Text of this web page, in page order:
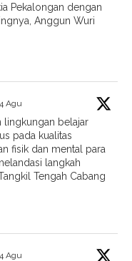
Pekalongan dengan
Anggun Wuri
4 Agu
lingkungan belajar
pada kualitas
fisik dan mental para
langkah
Tengah Cabang
4 Agu